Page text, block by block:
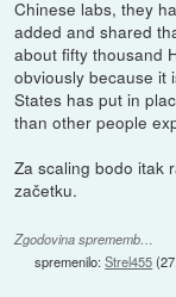
Chinese labs, they
added and shared
about fifty thousand
obviously because it
States has put in
than other people
Za scaling bodo itak
začetku.
Zgodovina sprememb…
spremenilo:Strel455(